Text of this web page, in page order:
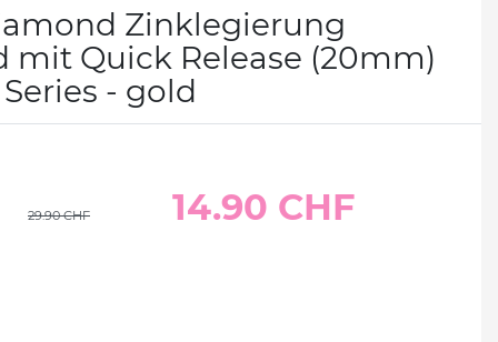
Zinklegierung
mit Quick Release (20mm)
- gold
29.90 CHF 14.90 CHF